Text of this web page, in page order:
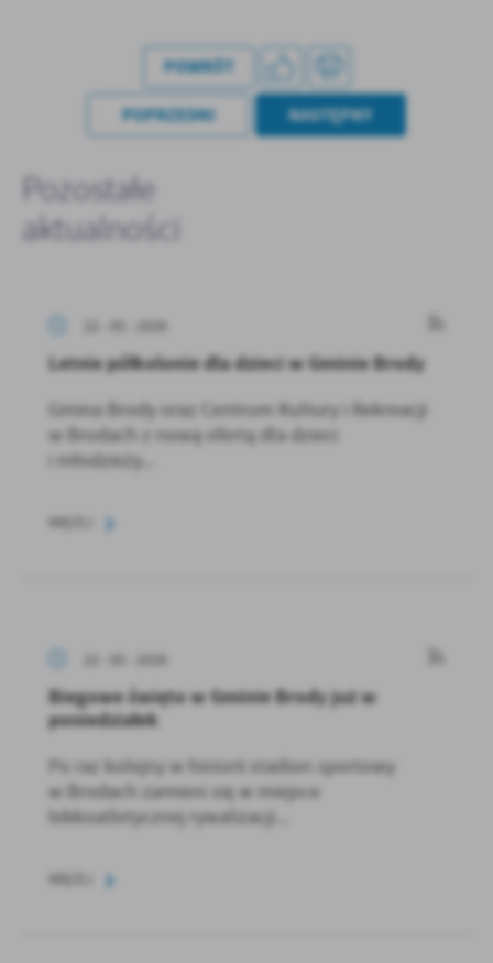
POWRÓT
POPRZEDNI NASTĘPNY
Pozostałe
aktualności
22 - 05 - 2026
Letnie półkolonie dla dzieci w Gminie Brody
Gmina Brody oraz Centrum Kultury i Rekreacji
w Brodach z nową ofertą dla dzieci
i młodzieży...
22 - 05 - 2026
Biegowe święto w Gminie Brody już w
poniedziałek
Po raz kolejny w historii stadion sportowy
w Brodach zamieni się w miejsce
lekkoatletycznej rywalizacji...